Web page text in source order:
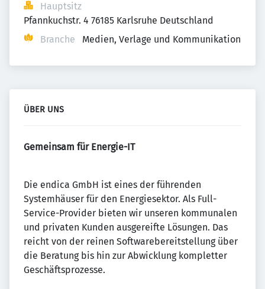
Hauptsitz
Pfannkuchstr. 4 76185 Karlsruhe Deutschland
Branche
Medien, Verlage und Kommunikation
ÜBER UNS
Gemeinsam für Energie-IT
Die endica GmbH ist eines der führenden
Systemhäuser für den Energiesektor. Als Full-
Service-Provider bieten wir unseren kommunalen
und privaten Kunden ausgereifte Lösungen. Das
reicht von der reinen Softwarebereitstellung über
die Be­ratung bis hin zur Abwicklung kompletter
Geschäftsprozesse.